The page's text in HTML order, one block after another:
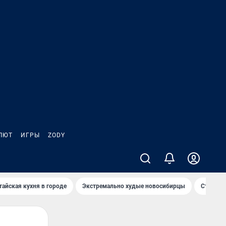
ИГРЫ ZODY
кухня в городе Экстремально худые новосибирцы Старт